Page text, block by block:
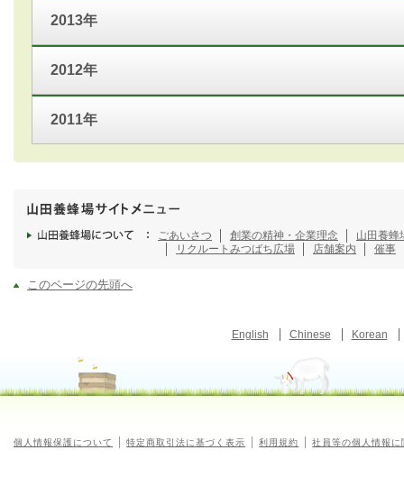
2013年
2012年
2011年
ごあいさつ 創業の精神・企業理念
山田養蜂
リクルート みつばち広場 店舗案内 催事
このページの先頭へ
English Chinese Korean
個人情報保護について 特定商取引法に基づく表示 利用規約 社員等の個人情報